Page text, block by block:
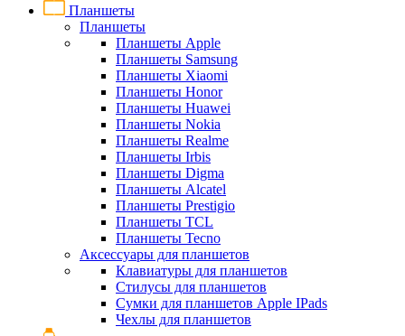
Планшеты
Планшеты
Планшеты Apple
Планшеты Samsung
Планшеты Xiaomi
Планшеты Honor
Планшеты Huawei
Планшеты Nokia
Планшеты Realme
Планшеты Irbis
Планшеты Digma
Планшеты Alcatel
Планшеты Prestigio
Планшеты TCL
Планшеты Tecno
Аксессуары для планшетов
Клавиатуры для планшетов
Стилусы для планшетов
Сумки для планшетов Apple IPads
Чехлы для планшетов